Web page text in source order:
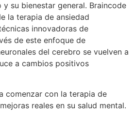
su bienestar general. Braincode
la terapia de ansiedad
innovadoras de
de este enfoque de
del cerebro se vuelven a
a cambios positivos
comenzar con la terapia de
reales en su salud mental.